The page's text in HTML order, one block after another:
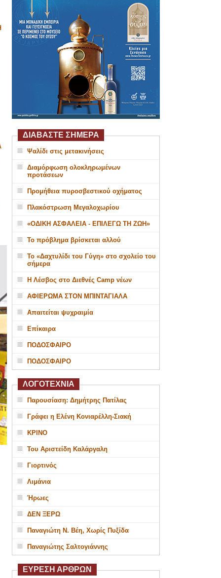
ΔΙΑΒΑΣΤΕ ΣΗΜΕΡΑ
Ψαλίδι στις μετακινήσεις
Διαμόρφωση ολοκληρωμένων
προτάσεων
Προμήθεια πυροσβεστικού οχήματος
Πλακόστρωση Μεγαλοχωρίου
«ΟΔΙΚΗ ΑΣΦΑΛΕΙΑ - ΕΠΙΛΕΓΩ ΤΗ ΖΩΗ»
Το πρόβλημα βρίσκεται αλλού
Το «Δαχτυλίδι του Γύγη» στο σχολείο του
σήμερα
Η Λέσβος στο Διεθνές Camp νέων
ΑΦΙΕΡΩΜΑ ΣΤΟΝ ΜΠΙΝΤΑΓΙΑΛΑ
Απαιτείται ψυχραιμία
Επίκαιρα
ΠΟΔΟΣΦΑΙΡΟ
ΠΟΔΟΣΦΑΙΡΟ
ΛΟΓΟΤΕΧΝΙΑ
Παρουσίαση: Δημήτρης Πατίλας
Γράφει η Ελένη Κονιαρέλλη-Σιακή
ΚΡΙΝΟ
Του Αριστείδη Καλάργαλη
Γιορτινός
Λιμάνια
Ήρωες
ΔΕΝ ΞΕΡΩ
Παναγιώτη Ν. Βέη, Χωρίς Πυξίδα
Παναγιώτης Σαλτογιάννης
ΕΥΡΕΣΗ ΑΡΘΡΩΝ